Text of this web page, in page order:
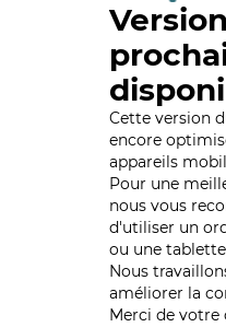
Cette version
encore
appareils
Pour une
nous vous
d'utiliser un
ou une
Nous
améliorer la
Merci de votre